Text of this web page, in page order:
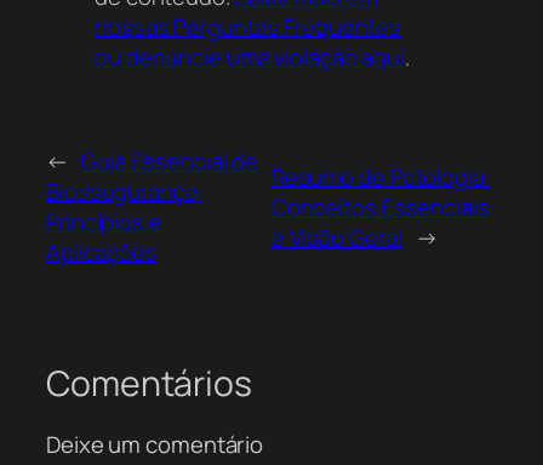
Onde posso baixar gratuitamente o resumo
detalhado sobre os princípios e práticas
Você pode baixar este arquivo
gratuitamente aqui no Acervo Online.
Como faço para acessar o material
completo sobre biossegurança que foi
mencionado?
Onde posso encontrar materiais gratuitos
em PDF sobre biossegurança com foco na
odontologia?
nossas Perguntas Frequentes
ou denuncie uma violação aqui.
← Guia Essencial de
Biossegurança:
Princípios e
Aplicações
Resumo de Patologia:
Conceitos Essenciais
e Visão Geral →
Comentários
Deixe um comentário